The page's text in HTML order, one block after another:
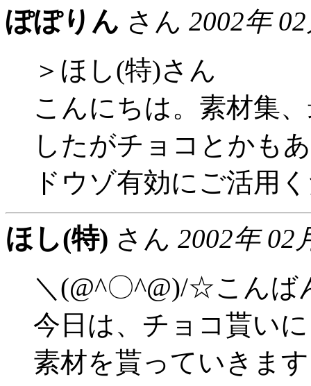
ぽぽりん さん 2002年
＞ほし(特)さん
こんにちは。素材集
したがチョコとかも
ドウゾ有効にご活用
ほし(特) さん 2002年 02
＼(@^〇^@)/☆こんば
今日は、チョコ貰い
素材を貰っていきま